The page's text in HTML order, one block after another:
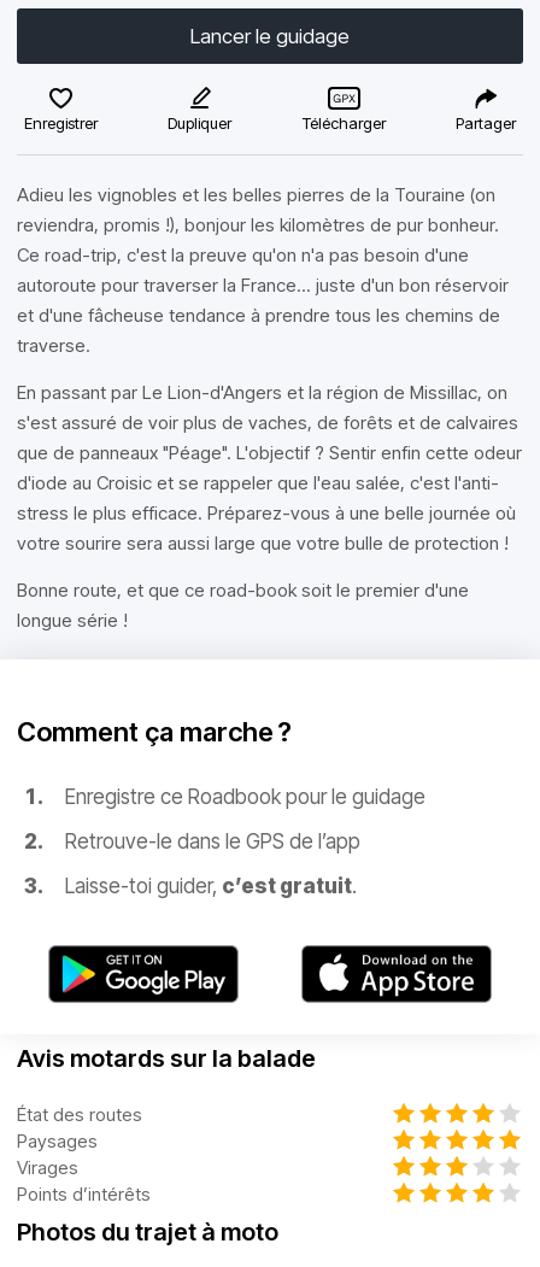
Lancer le guidage
Enregistrer Dupliquer Télécharger Partager
Adieu les vignobles et les belles pierres de la Touraine (on
reviendra, promis !), bonjour les kilomètres de pur bonheur.
Ce road-trip, c'est la preuve qu'on n'a pas besoin d'une
autoroute pour traverser la France... juste d'un bon réservoir
et d'une fâcheuse tendance à prendre tous les chemins de
traverse.
En passant par Le Lion-d'Angers et la région de Missillac, on
s'est assuré de voir plus de vaches, de forêts et de calvaires
que de panneaux "Péage". L'objectif ? Sentir enfin cette odeur
d'iode au Croisic et se rappeler que l'eau salée, c'est l'anti-
stress le plus efficace. Préparez-vous à une belle journée où
votre sourire sera aussi large que votre bulle de protection !
Bonne route, et que ce road-book soit le premier d'une
longue série !
Comment ça marche ?
Enregistre ce Roadbook pour le guidage
Retrouve-le dans le GPS de l’app
Laisse-toi guider, c’est gratuit.
Avis motards sur la balade
État des routes
Paysages
Virages
Points d’intérêts
Photos du trajet à moto